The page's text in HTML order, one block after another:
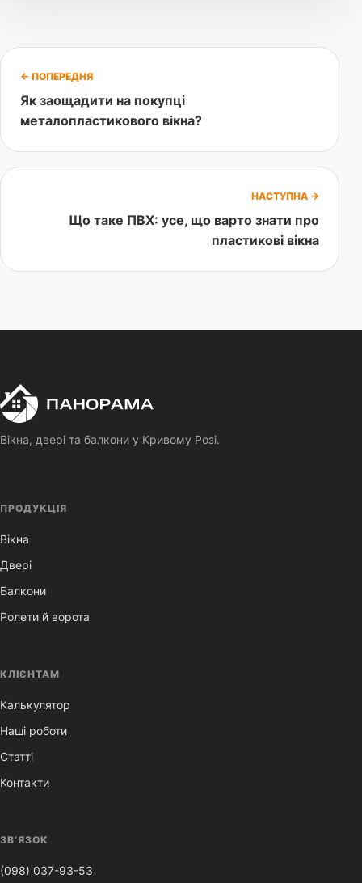
← ПОПЕРЕДНЯ
Як заощадити на покупці
металопластикового вікна?
НАСТУПНА →
Що таке ПВХ: усе, що варто знати про
пластикові вікна
П
Панорама
Вікна, двері та балкони у Кривому Розі.
ПРОДУКЦІЯ
Вікна
Двері
Балкони
Ролети й ворота
КЛІЄНТАМ
Калькулятор
Наші роботи
Статті
Контакти
ЗВ’ЯЗОК
(098) 037-93-53